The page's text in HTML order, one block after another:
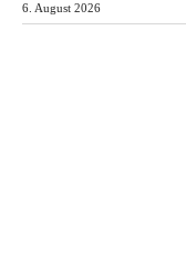
6. August 2026